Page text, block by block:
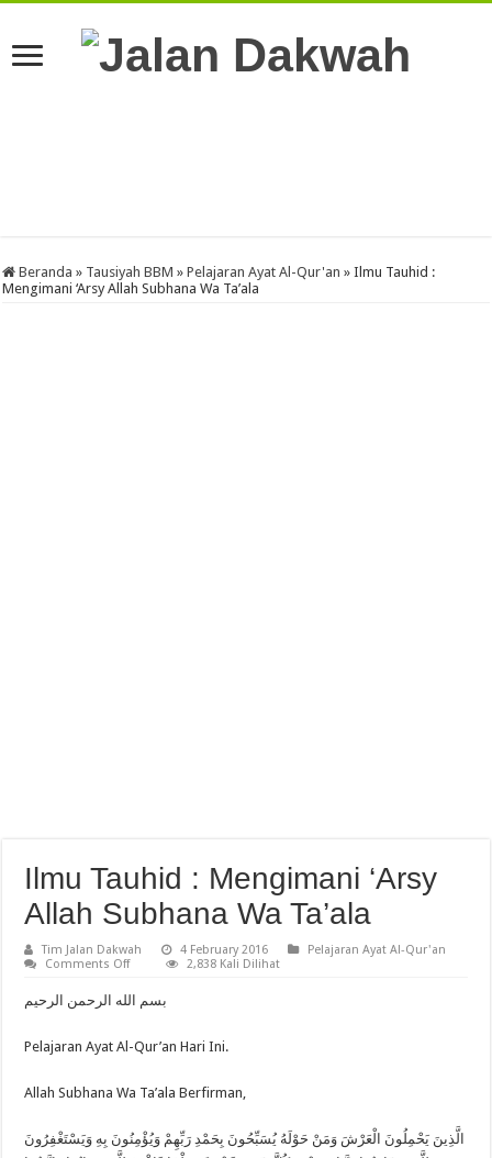
Beranda » Tausiyah BBM » Pelajaran Ayat Al-Qur'an » Ilmu Tauhid :
Mengimani ‘Arsy Allah Subhana Wa Ta’ala
Ilmu Tauhid : Mengimani ‘Arsy
Allah Subhana Wa Ta’ala
Tim Jalan Dakwah 4 February 2016
Pelajaran Ayat Al-Qur'an
Comments Offon
Tauhid
:
Allah
Ta’ala
2,838 Kali Dilihat
بسم الله الرحمن الرحيم
Pelajaran Ayat Al-Qur’an Hari Ini.
Allah Subhana Wa Ta’ala Berfirman,
الَّذِينَ يَحْمِلُونَ الْعَرْشَ وَمَنْ حَوْلَهُ يُسَبِّحُونَ بِحَمْدِ رَبِّهِمْ وَيُؤْمِنُونَ بِهِ وَيَسْتَغْفِرُونَ